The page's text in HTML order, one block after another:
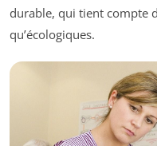
durable, qui tient compte
qu’écologiques.